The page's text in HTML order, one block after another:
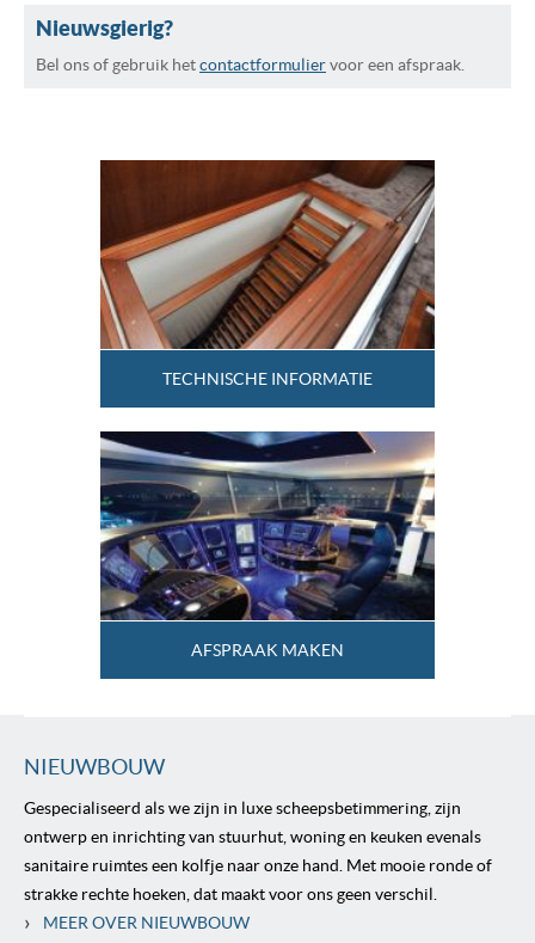
Nieuwsgierig?
Bel ons of gebruik hetcontactformuliervoor een afspraak.
TECHNISCHE INFORMATIE
AFSPRAAK MAKEN
NIEUWBOUW
Gespecialiseerd als we zijn in luxe scheepsbetimmering, zijn
ontwerp en inrichting van stuurhut, woning en keuken evenals
sanitaire ruimtes een kolfje naar onze hand. Met mooie ronde of
strakke rechte hoeken, dat maakt voor ons geen verschil.
› MEER OVER NIEUWBOUW